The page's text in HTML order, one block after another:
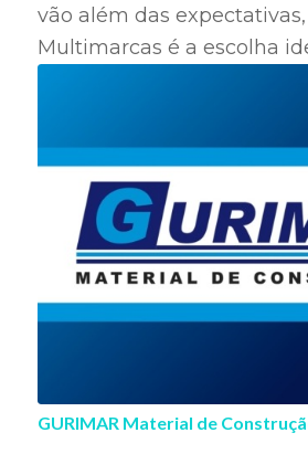
vão além das
Multimarcas é a escolha
GURIMAR Material de